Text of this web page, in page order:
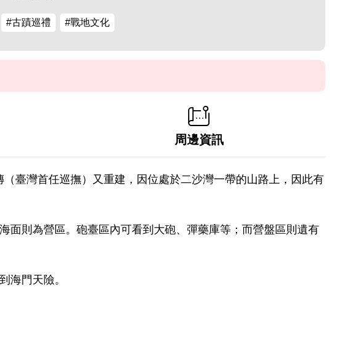
#古蹟巡禮 #戰地文化
周邊資訊
臺灣首任巡撫）又重建，因位處於二沙灣一帶的山路上，因此有
面則為營區。砲臺區內可看到大砲、彈藥庫等；而營盤區則遺有
海門天險。